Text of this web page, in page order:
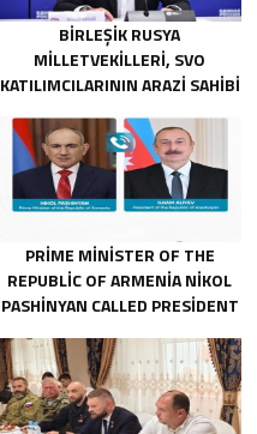
BIRLEŞIK RUSYA
MILLETVEKILLERI, SVO
KATILIMCILARININ ARAZI SAHIBI
YASAL DÜZENLEMELER
ÜZERINDE ÇALIŞACAKLAR
PRIME MINISTER OF THE
REPUBLIC OF ARMENIA NIKOL
PASHINYAN CALLED PRESIDENT
AZERBAIJAN ILHAM ALIYEV